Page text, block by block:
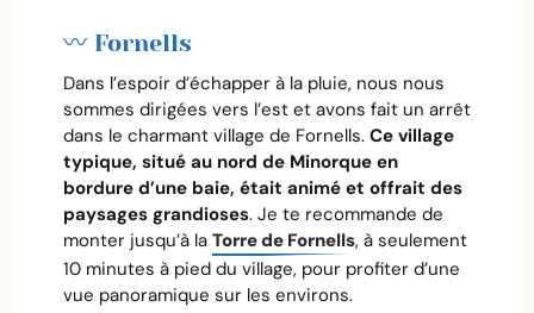
〰️ Fornells
Dans l’espoir d’échapper à la pluie, nous nous
sommes dirigées vers l’est et avons fait un arrêt
dans le charmant village de Fornells. Ce village
typique, situé au nord de Minorque en
bordure d’une baie, était animé et offrait des
paysages grandioses. Je te recommande de
monter jusqu’à la Torre de Fornells, à seulement
10 minutes à pied du village, pour profiter d’une
vue panoramique sur les environs.